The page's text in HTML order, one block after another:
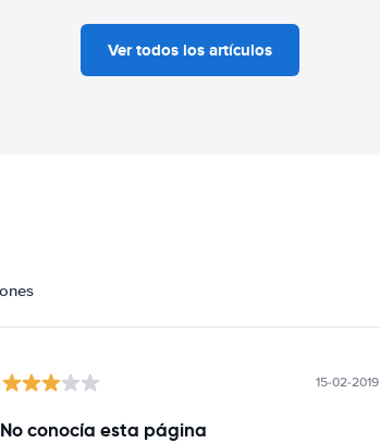
Ver todos los artículos
15-02-2019
No conocía esta página